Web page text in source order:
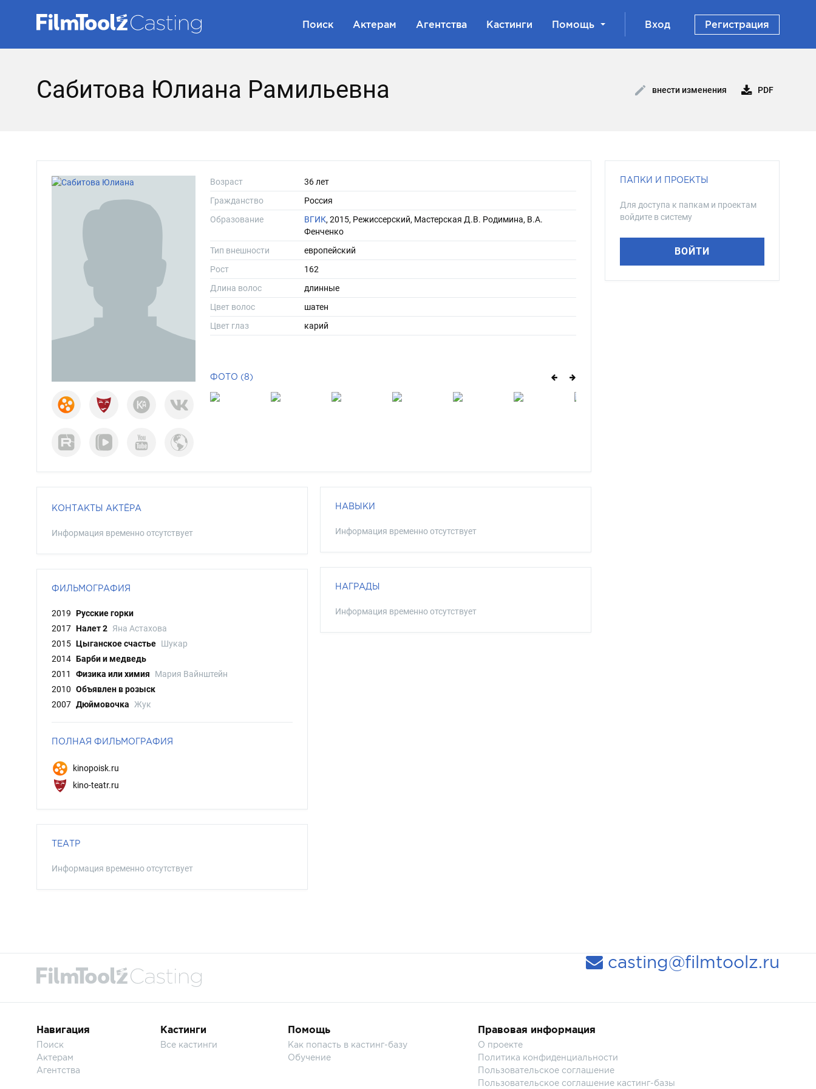
Поиск Актерам Агентства Кастинги Помощь Вход Регистрация
Сабитова Юлиана Рамильевна внести изменения PDF
Возраст
36 лет
Гражданство
Россия
Образование
ВГИК, 2015, Режиссерский, Мастерская Д.В. Родимина, В.А.
Фенченко
Тип внешности
европейский
Рост
162
Длина волос
длинные
Цвет волос
шатен
Цвет глаз
карий
ФОТО (8)
КОНТАКТЫ АКТЁРА
Информация временно отсутствует
ФИЛЬМОГРАФИЯ
2019 Русские горки
2017 Налет 2 Яна Астахова
2015 Цыганское счастье Шукар
2014 Барби и медведь
2011
Физика или химия
Мария Вайнштейн
2010 Объявлен в розыск
2007 Дюймовочка Жук
ПОЛНАЯ ФИЛЬМОГРАФИЯ
kinopoisk.ru
kino-teatr.ru
ТЕАТР
Информация временно отсутствует
НАВЫКИ
Информация временно отсутствует
НАГРАДЫ
Информация временно отсутствует
ПАПКИ И ПРОЕКТЫ
Для доступа к папкам и проектам
войдите в систему
ВОЙТИ
casting@filmtoolz.ru
Навигация
Поиск
Актерам
Агентства
Кастинги
Все кастинги
Помощь
Как попасть в кастинг-базу
Обучение
Правовая информация
О проекте
Политика конфиденциальности
Пользовательское соглашение
Пользовательское соглашение кастинг-базы